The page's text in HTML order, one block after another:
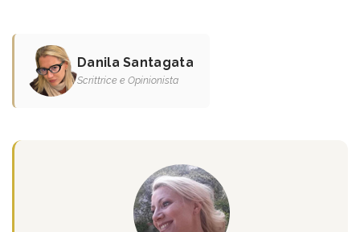
Danila Santagata
Scrittrice e Opinionista